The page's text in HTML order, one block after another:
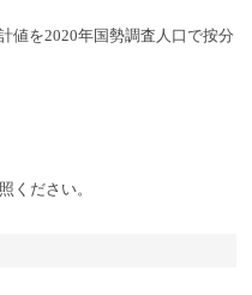
値を2020年国勢調査人口で按分
ください。